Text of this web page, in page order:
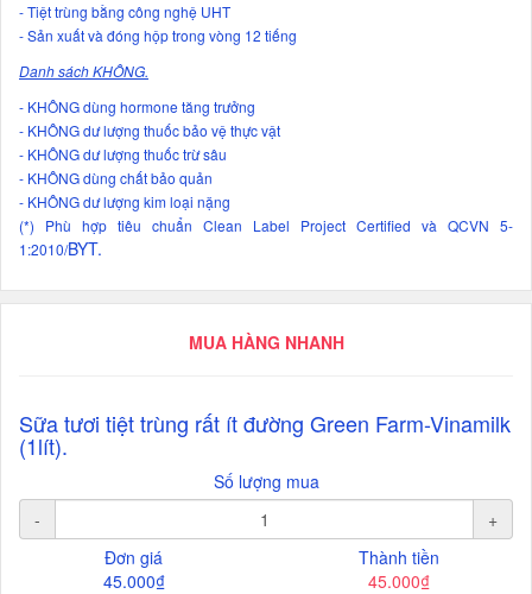
- Tiệt trùng bằng công nghệ UHT
- Sản xuất và đóng hộp trong vòng 12 tiếng
Danh sách KHÔNG.
- KHÔNG dùng hormone tăng trưởng
- KHÔNG dư lượng thuốc bảo vệ thực vật
- KHÔNG dư lượng thuốc trừ sâu
- KHÔNG dùng chất bảo quản
- KHÔNG dư lượng kim loại nặng
(*) Phù hợp tiêu chuẩn Clean Label Project Certified và QCVN 5-
1:2010/BYT.
MUA HÀNG NHANH
Sữa tươi tiệt trùng rất ít đường Green Farm-Vinamilk
(1lít).
Số lượng mua
-
+
Đơn giá
45.000₫
Thành tiền
45.000₫